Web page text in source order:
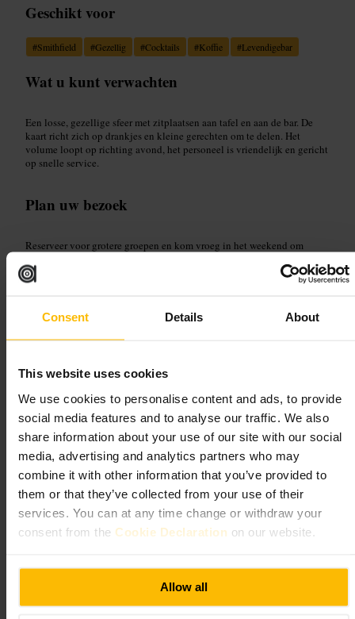
Consent Details About
This website uses cookies
We use cookies to personalise content and ads, to provide
social media features and to analyse our traffic. We also
share information about your use of our site with our social
media, advertising and analytics partners who may
combine it with other information that you’ve provided to
them or that they’ve collected from your use of their
services. You can at any time change or withdraw your
consent from the Cookie Declaration on our website.
Allow all
Geschikt voor
#Smithfield #Gezellig #Cocktails #Koffie #Levendigebar
Wat u kunt verwachten
Een losse, gezellige sfeer met zitplaatsen aan tafel en aan de bar. De
kaart richt zich op drankjes en kleine gerechten om te delen. Het
volume loopt op richting avond, het personeel is vriendelijk en gericht
op snelle service.
Plan uw bezoek
Reserveer voor grotere groepen en kom vroeg in het weekend om
informele borrel na het werk. Probeer een cocktail en bestel een paar
gedeelde gerechten om verschillende smaken te proeven.
https://www.bonobodublin.com/
Dineren en drinken•Restaurant•Dineren en drinken•Bar•Dineren en drinken
Dineren en drinken
4,4
4,5
Afbeelding /
“Sfeervolle cocktailbar in speakeasy-stijl”